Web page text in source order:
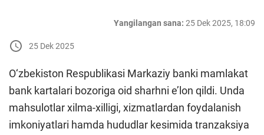
Yangilangan sana: 25 Dek 2025, 18:09
25 Dek 2025
O‘zbekiston Respublikasi Markaziy banki mamlakat
bank kartalari bozoriga oid sharhni e’lon qildi. Unda
mahsulotlar xilma-xilligi, xizmatlardan foydalanish
imkoniyatlari hamda hududlar kesimida tranzaksiya